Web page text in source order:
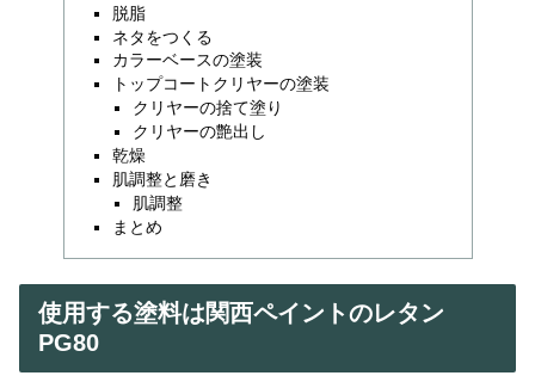
脱脂
ネタをつくる
カラーベースの塗装
トップコートクリヤーの塗装
クリヤーの捨て塗り
クリヤーの艶出し
乾燥
肌調整と磨き
肌調整
まとめ
使用する塗料は関西ペイントのレタン
PG80